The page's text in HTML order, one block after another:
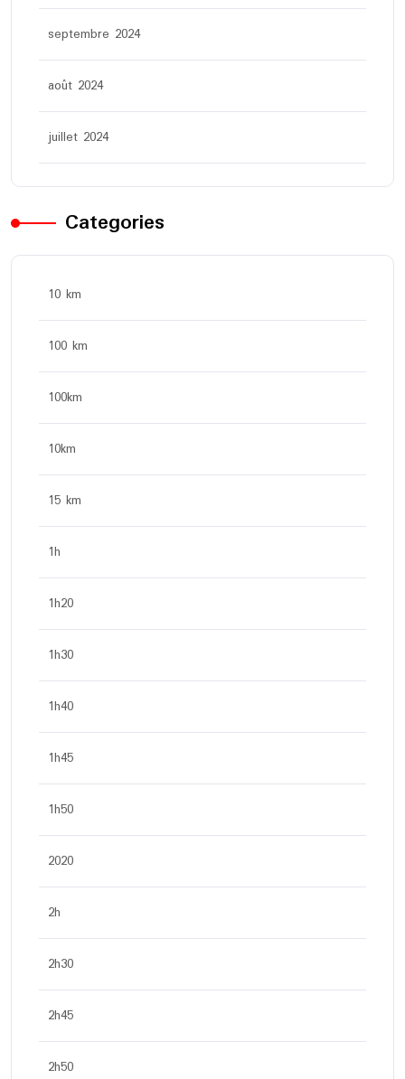
septembre 2024
août 2024
juillet 2024
Categories
10 km
100 km
100km
10km
15 km
1h
1h20
1h30
1h40
1h45
1h50
2020
2h
2h30
2h45
2h50